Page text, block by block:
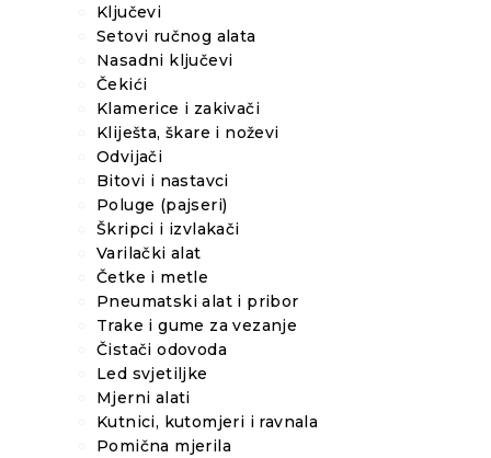
Ključevi
Setovi ručnog alata
Nasadni ključevi
Čekići
Klamerice i zakivači
Kliješta, škare i noževi
Odvijači
Bitovi i nastavci
Poluge (pajseri)
Škripci i izvlakači
Varilački alat
Četke i metle
Pneumatski alat i pribor
Trake i gume za vezanje
Čistači odovoda
Led svjetiljke
Mjerni alati
Kutnici, kutomjeri i ravnala
Pomična mjerila